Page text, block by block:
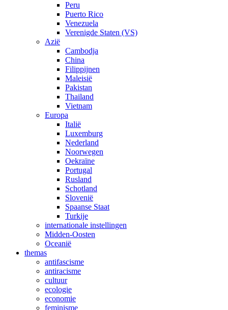
Peru
Puerto Rico
Venezuela
Verenigde Staten (VS)
Azië
Cambodja
China
Filippijnen
Maleisië
Pakistan
Thailand
Vietnam
Europa
Italië
Luxemburg
Nederland
Noorwegen
Oekraïne
Portugal
Rusland
Schotland
Slovenië
Spaanse Staat
Turkije
internationale instellingen
Midden-Oosten
Oceanië
themas
antifascisme
antiracisme
cultuur
ecologie
economie
feminisme